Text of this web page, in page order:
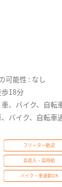
可能性 : なし
18分
、バイク、自転
バイク、自転車
フリーター歓迎
高収入・高時給
バイク・車通勤OK